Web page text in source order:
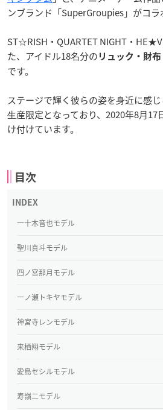
ンブランド「SuperGroupies」がコラ
ST☆RISH・QUARTET NIGHT・
た、アイドル18名分の リュック・財
です。
ステージで輝く彼らの姿を⾝近に感
⽣産限定となっており、2020年8月17
け付けています。
目次
一十木音也モデル
聖川真斗モデル
四ノ宮那月モデル
一ノ瀬トキヤモデル
神宮寺レンモデル
来栖翔モデル
愛島セシルモデル
寿嶺二モデル